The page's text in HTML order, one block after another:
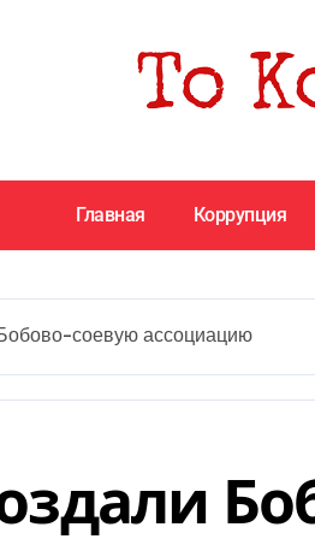
Главная Коррупция
соевую ассоциацию